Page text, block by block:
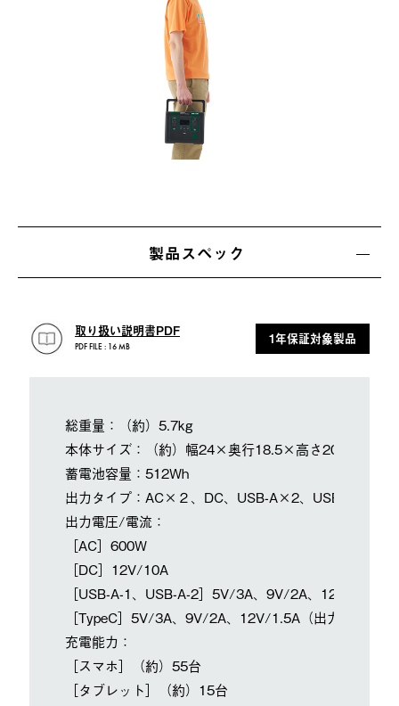
製品スペック
取り扱い説明書PDF
PDF FILE : 16 MB
1年保証対象製品
総重量：（約）5.7kg
本体サイズ：（約）幅24×奥行18.5×高さ20cm
蓄電池容量：512Wh
出力タイプ：AC×２、DC、USB-A×2、USB-C
出力電圧/電流：
［AC］600W
［DC］12V/10A
［USB-A-1、USB-A-2］5V/3A、9V/2A、12V/1.5A
［TypeC］5V/3A、9V/2A、12V/1.5A（出力合計：
充電能力：
［スマホ］（約）55台
［タブレット］（約）15台